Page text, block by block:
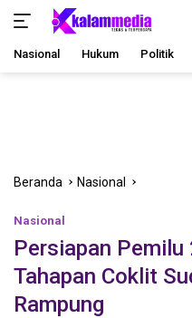
Nasional Hukum Politik
Beranda Nasional
Nasional
Persiapan Pemilu
Tahapan Coklit
Rampung